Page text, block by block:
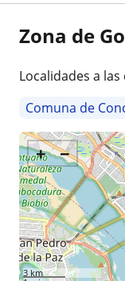
Zona de
Localidades a
Comuna de
+ −
3 km